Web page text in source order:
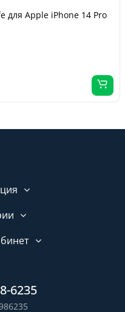
для Apple iPhone 14 Pro
6235